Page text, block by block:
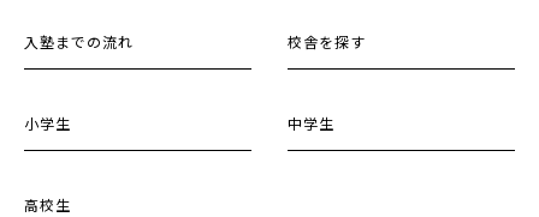
入塾までの流れ 校舎を探す
小学生 中学生
高校生